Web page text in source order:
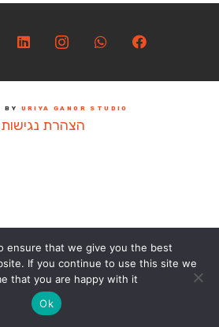
BY URIYA GANOR STUDIO
הצהרת נגישות
ensure that we give you the best
If you continue to use this site we
that you are happy with it.
Ok